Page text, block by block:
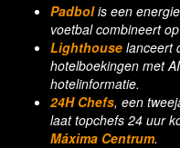
Padbolis een
voetbal combineert
Lighthouse lanceert
hotelboekingen met
hotelinformatie.
24H Chefs, een
laat topchefs 24 uur
Máxima Centrum.